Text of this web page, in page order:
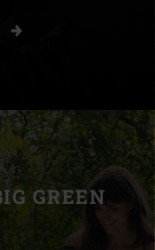
GREEN